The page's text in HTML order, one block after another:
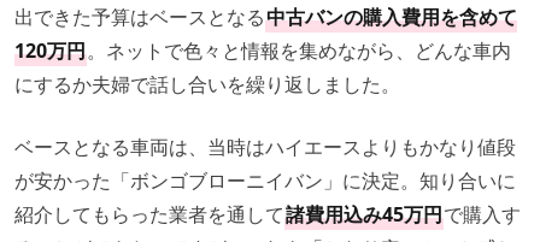
出できた予算はベースとなる中古バンの購入費用を含めて
120万円。ネットで色々と情報を集めながら、どんな車内
にするか夫婦で話し合いを繰り返しました。
ベースとなる車両は、当時はハイエースよりもかなり値段
が安かった「ボンゴブローニイバン」に決定。知り合いに
紹介してもらった業者を通して諸費用込み45万円で購入す